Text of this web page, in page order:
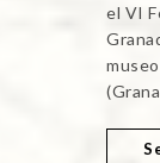
el VI